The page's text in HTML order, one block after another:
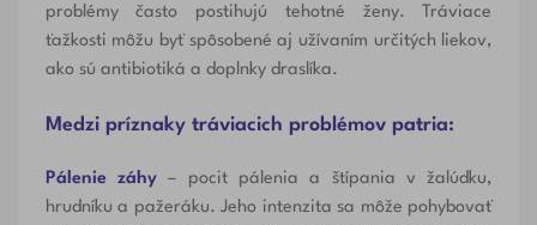
problémy často postihujú tehotné ženy. Tráviace
ťažkosti môžu byť spôsobené aj užívaním určitých liekov,
ako sú antibiotiká a doplnky draslíka.
Medzi príznaky tráviacich problémov patria:
Pálenie záhy – pocit pálenia a štípania v žalúdku,
hrudníku a pažeráku. Jeho intenzita sa môže pohybovať